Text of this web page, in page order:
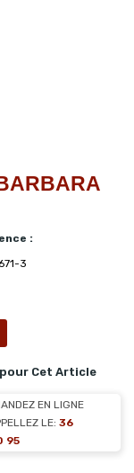
:
3
pour Cet Article
EN LIGNE
LE: 36
95